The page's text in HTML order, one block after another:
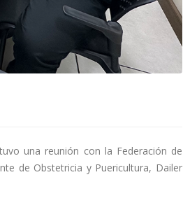
una reunión con la Federación de
de Obstetricia y Puericultura, Dailer